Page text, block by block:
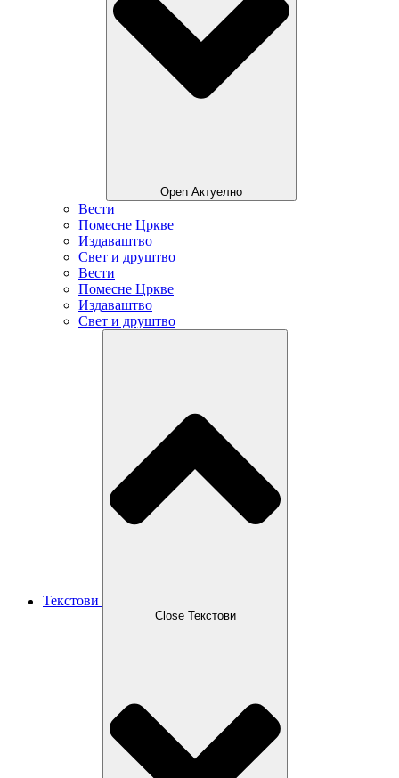
Open Актуелно
Вести
Помесне Цркве
Издаваштво
Свет и друштво
Вести
Помесне Цркве
Издаваштво
Свет и друштво
Текстови
Close Текстови